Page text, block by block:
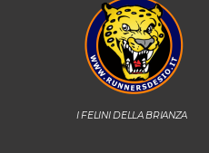
I FELINI DELLA BRIANZA